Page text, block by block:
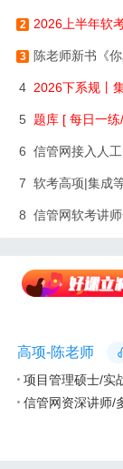
2 2026上半年软
3 陈老师新书《
4 2026下系规丨
5 题库 [ 每日一
6 信管网接入人
7 软考高项|集成
8 信管网软考讲
高项-陈老师
项目管理硕士/实
信管网资深讲师/